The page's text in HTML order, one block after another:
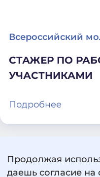
Всероссийский
«Территория
СТАЖЕР ПО
УЧАСТНИКАМИ
Подробнее
Продолжая
даешь согласие на